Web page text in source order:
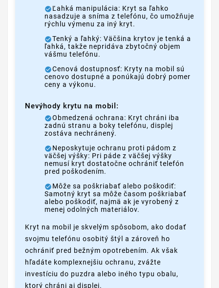
Ľahká manipulácia: Kryt sa ľahko
nasadzuje a sníma z telefónu, čo umožňuje
rýchlu výmenu za iný kryt.
Tenký a ľahký: Väčšina krytov je tenká a
ľahká, takže nepridáva zbytočný objem
vášmu telefónu.
Cenová dostupnosť: Kryty na mobil sú
cenovo dostupné a ponúkajú dobrý pomer
ceny a výkonu.
Nevýhody krytu na mobil:
Obmedzená ochrana: Kryt chráni iba
zadnú stranu a boky telefónu, displej
zostáva nechránený.
Neposkytuje ochranu proti pádom z
väčšej výšky: Pri páde z väčšej výšky
nemusí kryt dostatočne ochrániť telefón
pred poškodením.
Môže sa poškriabať alebo poškodiť:
Samotný kryt sa môže časom poškriabať
alebo poškodiť, najmä ak je vyrobený z
menej odolných materiálov.
Kryt na mobil je skvelým spôsobom, ako dodať
svojmu telefónu osobitý štýl a zároveň ho
ochrániť pred bežným opotrebením. Ak však
hľadáte komplexnejšiu ochranu, zvážte
investíciu do puzdra alebo iného typu obalu,
ktorý chráni aj displej.